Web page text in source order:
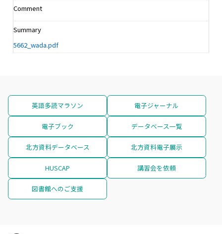
Comment
Summary
5662_wada.pdf
英語多読マラソン 電子ジャーナル
電子ブック データベース一覧
北方資料データベース 北方資料電子展示
HUSCAP 講習会を依頼
図書館へのご支援